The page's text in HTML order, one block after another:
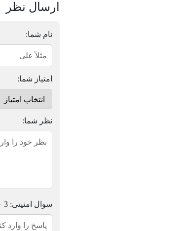
ارسال نظر
نام شما:
امتیاز شما:
نظر شما:
سوال امنیتی: 3 + 2 = ؟